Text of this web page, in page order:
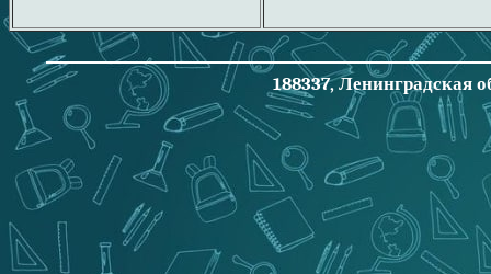
188337, Ленинградская